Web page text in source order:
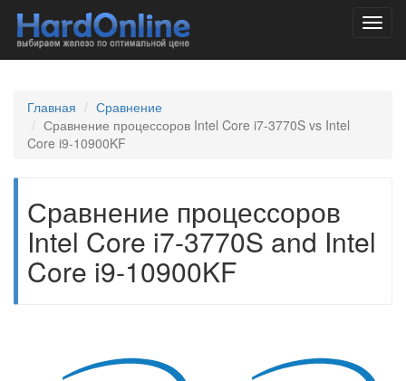
Главная
Сравнение
Сравнение процессоров Intel Core i7-3770S vs Intel
Core i9-10900KF
Сравнение процессоров
Intel Core i7-3770S and Intel
Core i9-10900KF